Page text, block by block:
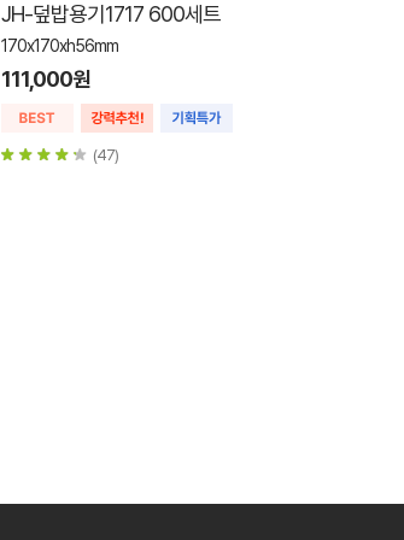
JH-덮밥용기1717 600세트
170x170xh56mm
111,000원
(47)